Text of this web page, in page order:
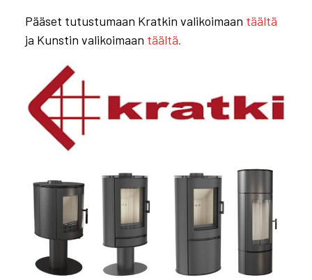
Pääset tutustumaan Kratkin valikoimaan täältä
ja Kunstin valikoimaan täältä.